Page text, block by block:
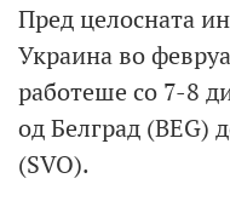
Пред целосната
Украина во
работеше со 7-8
од Белград (BEG)
(SVO).